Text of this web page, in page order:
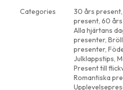
Categories 30 års present,
present, 60
Alla hjärtans
presenter,
presenter,
Julklappstips,
Present till
Romantiska